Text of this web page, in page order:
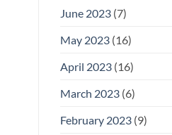
June 2023(7)
May 2023(16)
April 2023(16)
March 2023(6)
February 2023(9)